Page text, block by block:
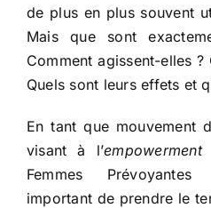
de plus en plus souvent
Mais que sont
Comment agissent-elles
Quels sont leurs effets et
En tant que mouvement
visant à l’empowerment
Femmes
important de prendre le